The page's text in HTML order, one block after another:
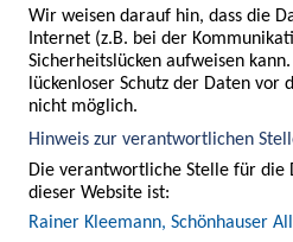
Wir weisen darauf hin, dass die
Internet (z.B. bei der
Sicherheitslücken aufweisen
lückenloser Schutz der Daten
nicht möglich.
Hinweis zur verantwortlichen
Die verantwortliche Stelle für die
dieser Website ist:
Rainer Kleemann, Schönhauser